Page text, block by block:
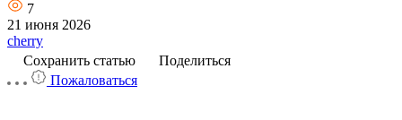
7
21 июня 2026
cherry
Сохранить статью
Поделиться
Пожаловаться